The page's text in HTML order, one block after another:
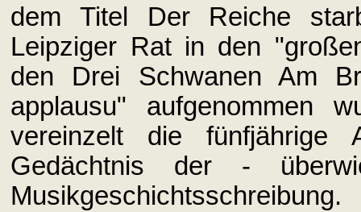
dem Titel Der Reiche
Leipziger Rat in den
den Drei Schwanen Am
applausu" aufgenommen
vereinzelt die fünfjährige
Gedächtnis der -
Musikgeschichtsschreibung.